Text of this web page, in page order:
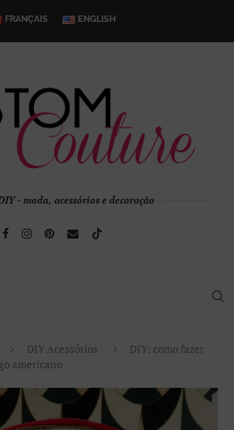
FRANÇAIS ENGLISH
- moda, acessórios e decoração
DIY Acessórios
DIY: como fazer
americano